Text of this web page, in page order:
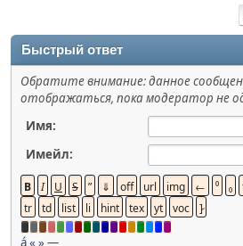
Быстрый ответ
Обратите внимание: данное
отображаться, пока модератор не
Имя:
Имейл:
á« »—